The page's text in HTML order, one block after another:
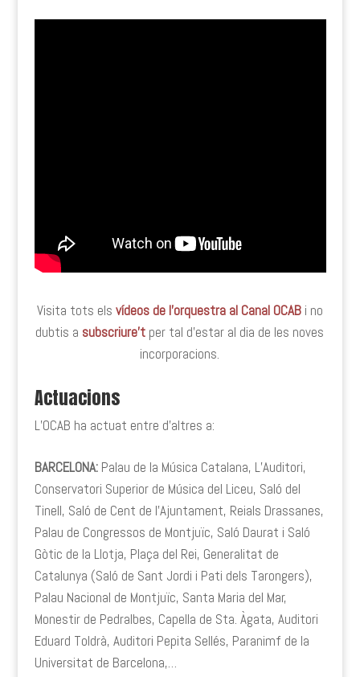
Visita tots els vídeos de l’orquestra al Canal OCABi no
dubtis a subscriure’t per tal d’estar al dia de les noves
incorporacions.
Actuacions
L’OCAB ha actuat entre d’altres a:
BARCELONA:Palau de la Música Catalana, L’Auditori,
Conservatori Superior de Música del Liceu, Saló del
Tinell, Saló de Cent de l’Ajuntament, Reials Drassanes,
Palau de Congressos de Montjuïc, Saló Daurat i Saló
Gòtic de la Llotja, Plaça del Rei, Generalitat de
Catalunya (Saló de Sant Jordi i Pati dels Tarongers),
Palau Nacional de Montjuïc, Santa Maria del Mar,
Monestir de Pedralbes, Capella de Sta. Àgata, Auditori
Eduard Toldrà, Auditori Pepita Sellés, Paranimf de la
Universitat de Barcelona,…